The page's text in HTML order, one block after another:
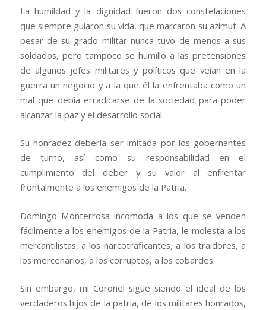
La humildad y la dignidad fueron dos constelaciones
que siempre guiaron su vida, que marcaron su azimut. A
pesar de su grado militar nunca tuvo de menos a sus
soldados, pero tampoco se humilló a las pretensiones
de algunos jefes militares y políticos que veían en la
guerra un negocio y a la que él la enfrentaba como un
mal que debía erradicarse de la sociedad para poder
alcanzar la paz y el desarrollo social.
Su honradez debería ser imitada por los gobernantes
de turno, así como su responsabilidad en el
cumplimiento del deber y su valor al enfrentar
frontalmente a los enemigos de la Patria.
Domingo Monterrosa incomoda a los que se venden
fácilmente a los enemigos de la Patria, le molesta a los
mercantilistas, a los narcotraficantes, a los traidores, a
los mercenarios, a los corruptos, a los cobardes.
Sin embargo, mi Coronel sigue siendo el ideal de los
verdaderos hijos de la patria, de los militares honrados,